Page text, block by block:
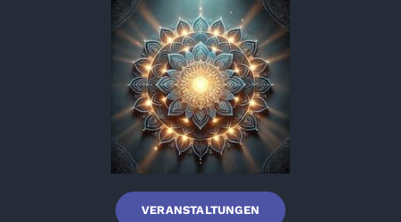
VERANSTALTUNGEN